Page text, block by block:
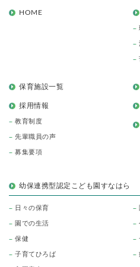
HOME
保育施設一覧
採用情報
教育制度
先輩職員の声
募集要項
幼保連携型認定こども園すなはら
日々の保育
園での生活
保健
子育てひろば